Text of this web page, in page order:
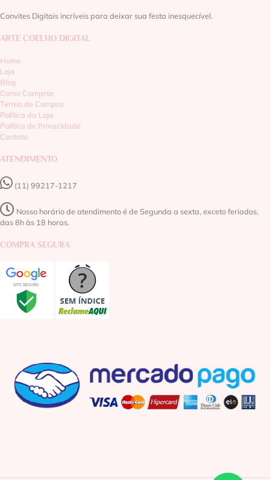
Convites Digitais incríveis para deixar sua festa inesquecível.
ARTE COELHO DIGITAL
Home
Loja
Blog
Como Comprar
Termo de Compra
Política da Loja
Política de Privacidade
Contato
ATENDIMENTO
(11) 99217-1217‬
Nosso horário de atendimento é de Segunda a sexta, exceto feriados,
das 8h às 18 horas.
COMPRA SEGURA